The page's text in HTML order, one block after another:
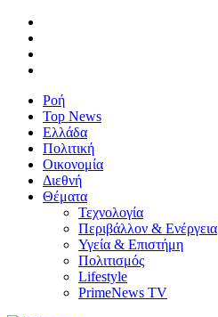
Ροή
Top News
Ελλάδα
Πολιτική
Οικονομία
Διεθνή
Θέματα
Τεχνολογία
Περιβάλλον & Ενέργεια
Υγεία & Επιστήμη
Πολιτισμός
Lifestyle
PrimeNews TV